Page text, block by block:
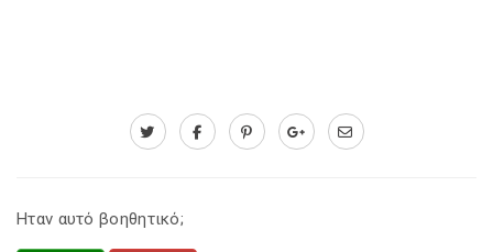
Ηταν αυτό βοηθητικό;